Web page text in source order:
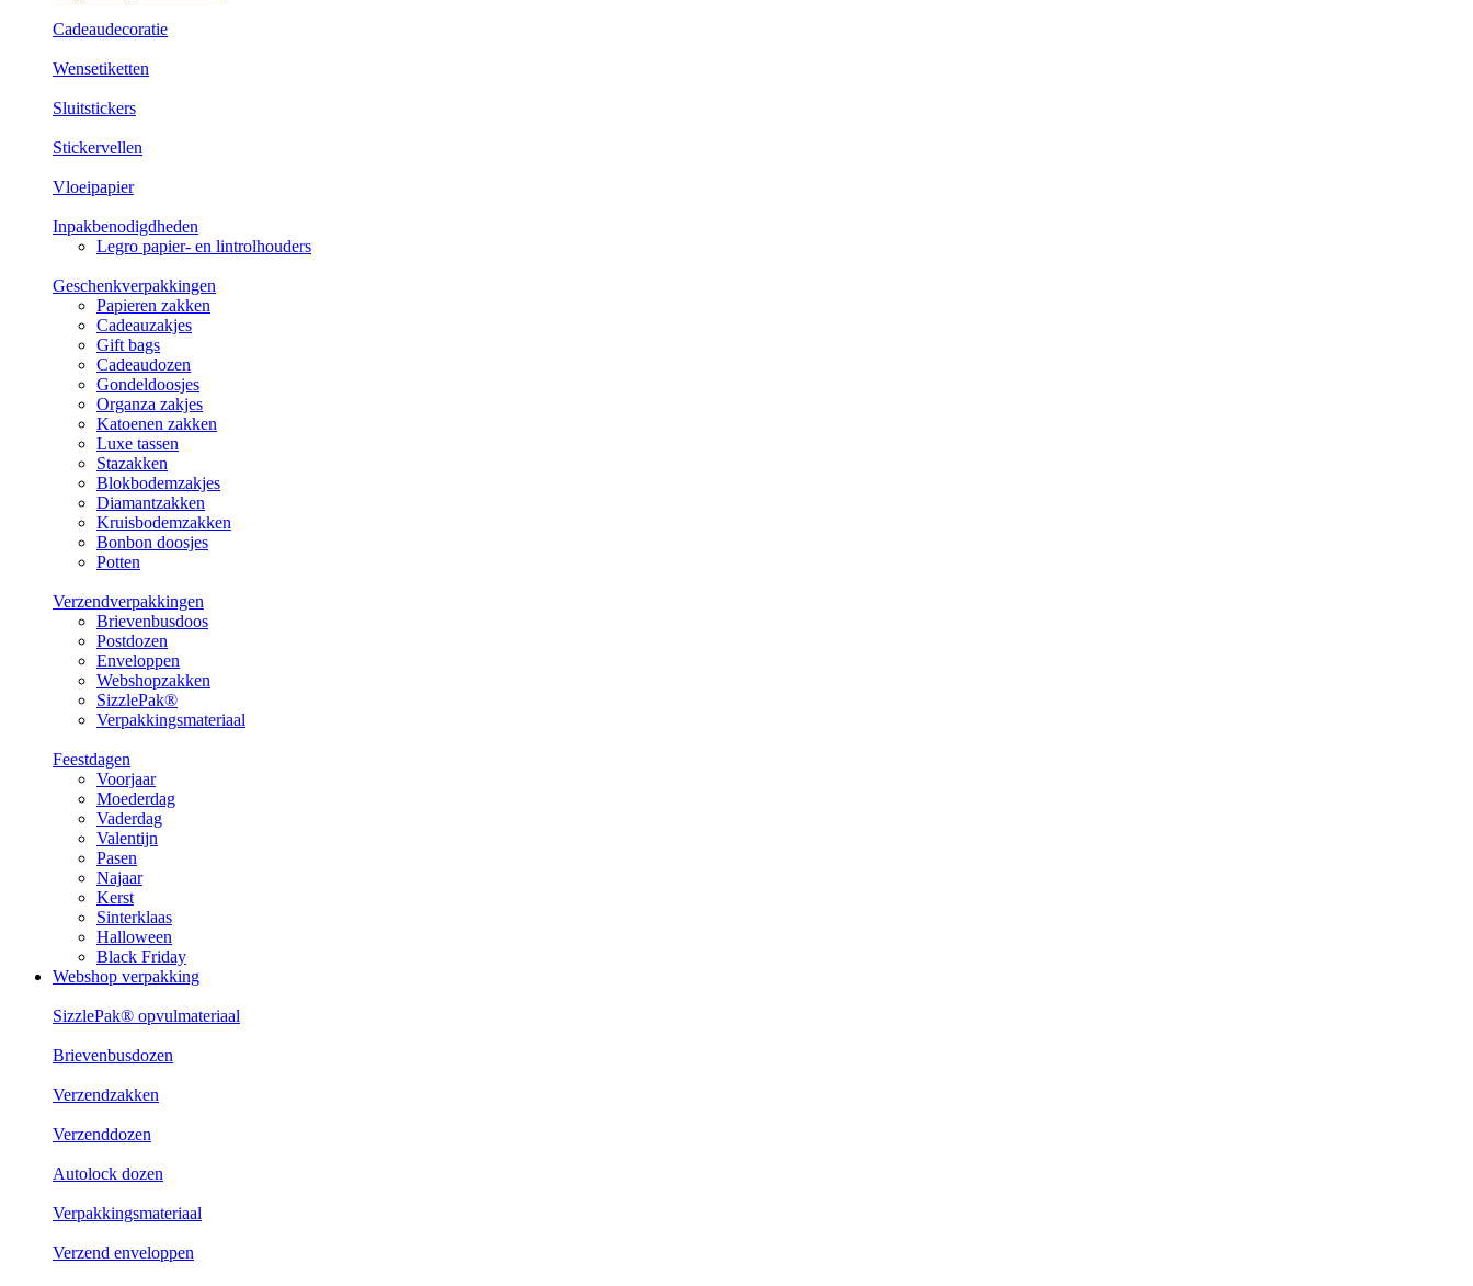
Cadeaudecoratie
Wensetiketten
Sluitstickers
Stickervellen
Vloeipapier
Inpakbenodigdheden
Legro papier- en lintrolhouders
Geschenkverpakkingen
Papieren zakken
Cadeauzakjes
Gift bags
Cadeaudozen
Gondeldoosjes
Organza zakjes
Katoenen zakken
Luxe tassen
Stazakken
Blokbodemzakjes
Diamantzakken
Kruisbodemzakken
Bonbon doosjes
Potten
Verzendverpakkingen
Brievenbusdoos
Postdozen
Enveloppen
Webshopzakken
SizzlePak®
Verpakkingsmateriaal
Feestdagen
Voorjaar
Moederdag
Vaderdag
Valentijn
Pasen
Najaar
Kerst
Sinterklaas
Halloween
Black Friday
Webshop verpakking
SizzlePak® opvulmateriaal
Brievenbusdozen
Verzendzakken
Verzenddozen
Autolock dozen
Verpakkingsmateriaal
Verzend enveloppen